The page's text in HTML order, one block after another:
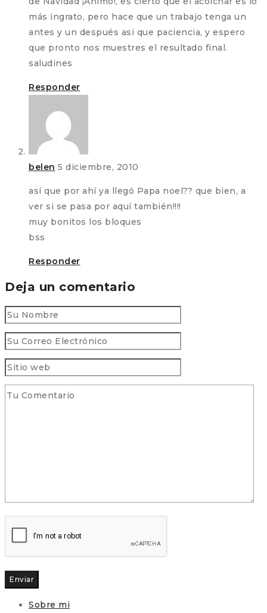
más ingrato, pero hace que un trabajo tenga un
antes y un después asi que paciencia, y espero
que pronto nos muestres el resultado final.
saludines
Responder
belen 5 diciembre, 2010
así que por ahí ya llegó Papa noel?? que bien, a
ver si se pasa por aquí también!!!!
muy bonitos los bloques
bss
Responder
Deja un comentario
Enviar
Sobre mi